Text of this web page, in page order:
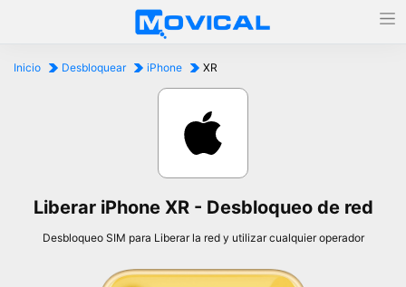
Inicio Desbloquear iPhone XR
Liberar iPhone XR - Desbloqueo de red
Desbloqueo SIM para Liberar la red y utilizar cualquier operador